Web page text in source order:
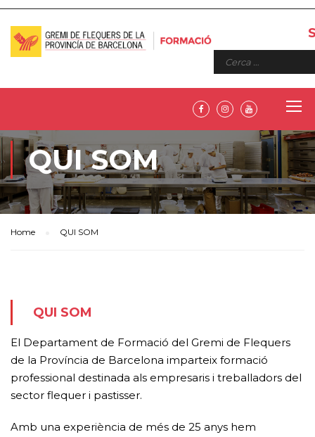
QUI SOM
Home QUI SOM
QUI SOM
El Departament de Formació del Gremi de Flequers
de la Província de Barcelona imparteix formació
professional destinada als empresaris i treballadors del
sector flequer i pastisser.
Amb una experiència de més de 25 anys hem